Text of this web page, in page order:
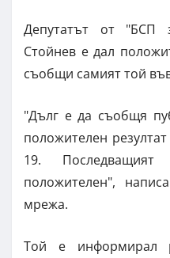
Депутатът от "БСП
Стойнев е дал
съобщи самият той
"Дълг е да съобщя
положителен
19.
положителен",
мрежа.
Той е информирал